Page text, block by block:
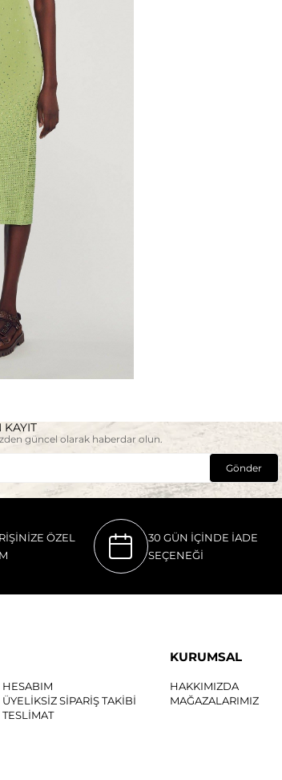
KAYIT
güncel olarak haberdar olun.
Gönder
ÖZEL
30 GÜN İÇİNDE İADE
SEÇENEĞİ
HESABIM
ÜYELİKSİZ SİPARİŞ TAKİBİ
TESLİMAT
KURUMSAL
HAKKIMIZDA
MAĞAZALARIMIZ